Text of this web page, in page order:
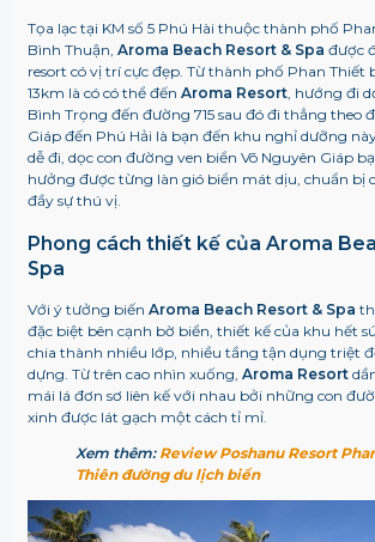
Tọa lạc tại KM số 5 Phú Hài thuộc thành phố
Bình Thuận, Aroma Beach Resort & Spa được
resort có vị trí cực đẹp. Từ thành phố Phan Thiết
13km là có có thể đến Aroma Resort, hướng đi
Bình Trọng đến đường 715 sau đó đi thẳng theo
Giáp đến Phú Hải là bạn đến khu nghỉ dưỡng
dễ đi, dọc con đường ven biển Võ Nguyên Giáp
hưởng được từng làn gió biển mát dịu, chuẩn bị
đầy sự thú vị.
Phong cách thiết kế của Aroma
Spa
Với ý tưởng biến Aroma Beach Resort & Spa
đặc biệt bên cạnh bờ biển, thiết kế của khu hết
chia thành nhiều lớp, nhiều tầng tận dụng triệt
dựng. Từ trên cao nhìn xuống, Aroma Resort
mái lá đơn sơ liên kế với nhau bởi những con
xinh được lát gạch một cách tỉ mỉ.
Xem thêm: Review Poshanu Resort
Thiên đường du lịch biển